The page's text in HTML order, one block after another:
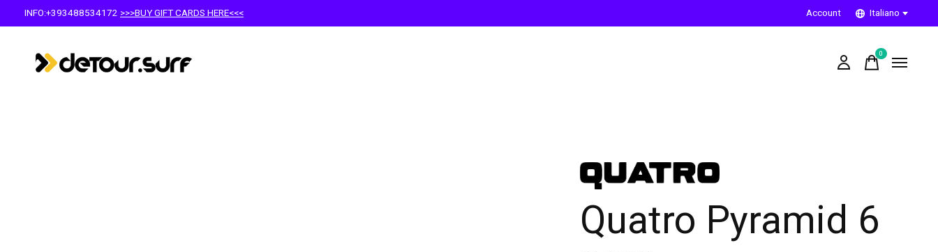
INFO:+393488534172 >>>BUY GIFT CARDS HERE<<< Account Italiano
0items
Quatro Pyramid 6